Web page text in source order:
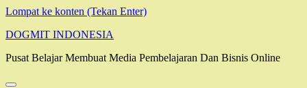
Lompat ke konten (Tekan Enter)
DOGMIT INDONESIA
Pusat Belajar Membuat Media Pembelajaran Dan Bisnis Online